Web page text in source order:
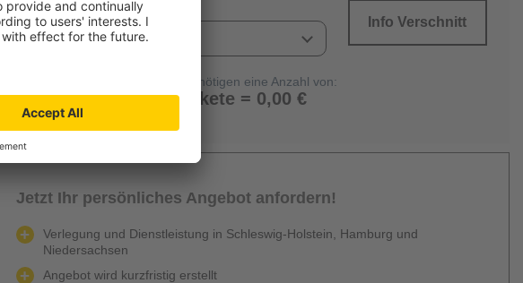
Verschnitt(in %)
0
Info Verschnitt
Berechnen
Sie benötigen eine Anzahl von:
0 Pakete = 0,00 €
Jetzt Ihr persönliches Angebot anfordern!
Verlegung und Dienstleistung in Schleswig-Holstein, Hamburg und
Niedersachsen
Angebot wird kurzfristig erstellt